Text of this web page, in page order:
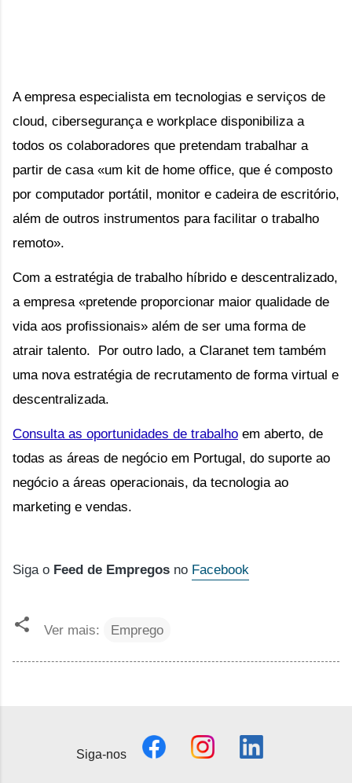
A empresa especialista em tecnologias e serviços de
cloud, cibersegurança e workplace disponibiliza a
todos os colaboradores que pretendam trabalhar a
partir de casa «um kit de home office, que é composto
por computador portátil, monitor e cadeira de escritório,
além de outros instrumentos para facilitar o trabalho
remoto».
Com a estratégia de trabalho híbrido e descentralizado,
a empresa «pretende proporcionar maior qualidade de
vida aos profissionais» além de ser uma forma de
atrair talento.  Por outro lado, a Claranet tem também
uma nova estratégia de recrutamento de forma virtual e
descentralizada.
Consulta as oportunidades de trabalho em aberto, de
todas as áreas de negócio em Portugal, do suporte ao
negócio a áreas operacionais, da tecnologia ao
marketing e vendas.
Siga o Feed de Empregos no Facebook
Ver mais: Emprego
Siga-nos